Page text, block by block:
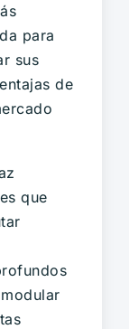
para
sus
de
que